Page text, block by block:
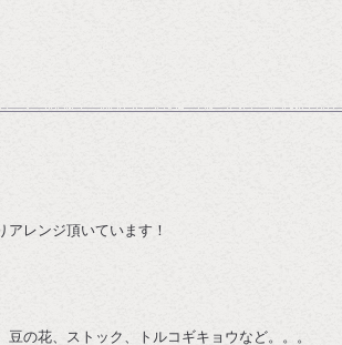
レンジ頂いています！
の花、ストック、トルコギキョウなど。。。